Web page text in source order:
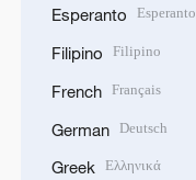
Esperanto Esperanto
Filipino Filipino
French Français
German Deutsch
Greek Ελληνικά